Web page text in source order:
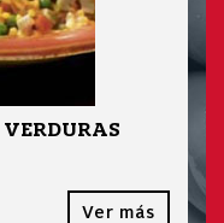
VERDURAS
Ver más